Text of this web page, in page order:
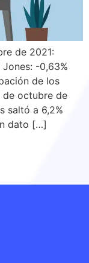
de 2021:
Jones: -0,63%
de los
de octubre de
saltó a 6,2%
dato […]